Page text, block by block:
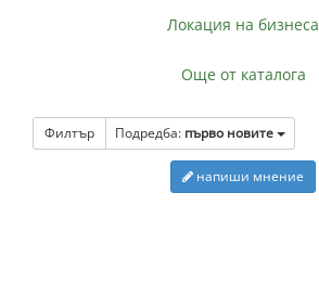
Локация на бизнеса
Още от каталога
Филтър Подредба: първо новите
напиши мнение